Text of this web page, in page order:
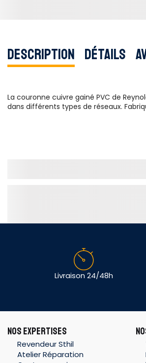
Description Détails
La couronne cuivre gainé PVC de
dans différents types de réseaux.
Livraison 24/48h
NOS EXPERTISES
Revendeur Sthil
Atelier Réparation